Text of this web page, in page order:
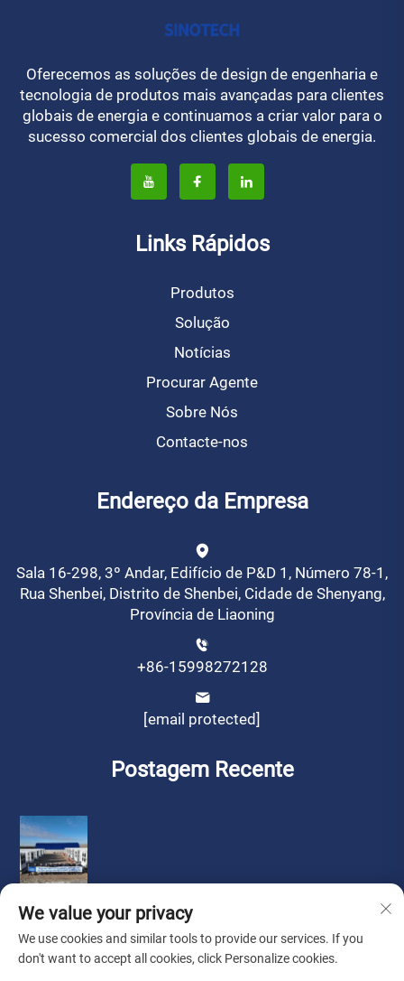
Oferecemos as soluções de design de engenharia e
tecnologia de produtos mais avançadas para clientes
globais de energia e continuamos a criar valor para o
sucesso comercial dos clientes globais de energia.
Links Rápidos
Produtos
Solução
Notícias
Procurar Agente
Sobre Nós
Contacte-nos
Endereço da Empresa
Sala 16-298, 3º Andar, Edifício de P&D 1, Número 78-1,
Rua Shenbei, Distrito de Shenbei, Cidade de Shenyang,
Província de Liaoning
+86-15998272128
[email protected]
Postagem Recente
We value your privacy
We use cookies and similar tools to provide our services. If you
don't want to accept all cookies, click Personalize cookies.